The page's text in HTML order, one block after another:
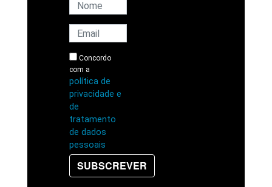
Concordo
com a
política de
privacidade e
de
tratamento
de dados
pessoais
SUBSCREVER